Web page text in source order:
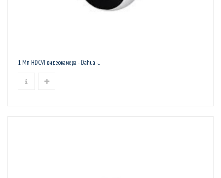
1 Мп HDCVI видеокамера - Dahua -...